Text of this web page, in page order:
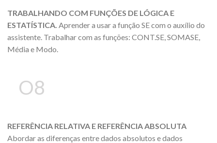
TRABALHANDO COM FUNÇÕES DE LÓGICA E
ESTATÍSTICA. Aprender a usar a função SE com o auxílio do
assistente. Trabalhar com as funções: CONT.SE, SOMASE,
Média e Modo.
O8
REFERÊNCIA RELATIVA E REFERÊNCIA ABSOLUTA
Abordar as diferenças entre dados absolutos e dados